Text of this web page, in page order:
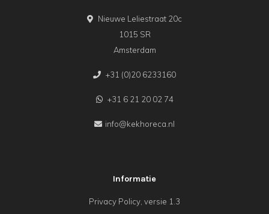
Nieuwe Leliestraat 20c
1015 SR
Amsterdam
+31 (0)20 6233160
+31 6 21 20 02 74
info@kekhoreca.nl
Informatie
Privacy Policy, versie 1.3